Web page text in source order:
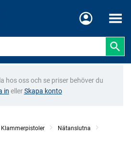
Meny
hos oss och se priser behöver du
in ellerSkapa konto
Klammerpistoler
Nätanslutna